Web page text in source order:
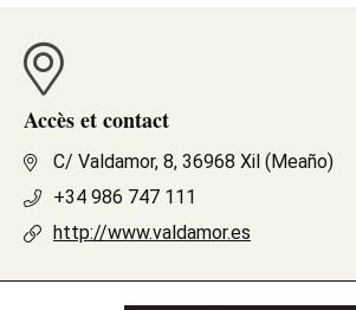
Accès et contact
C/ Valdamor, 8, 36968 Xil (Meaño)
+34 986 747 111
http://www.valdamor.es